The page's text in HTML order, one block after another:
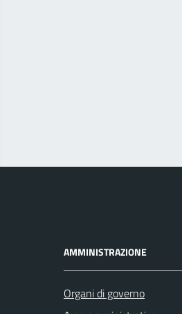
AMMINISTRAZIONE
Organi di governo